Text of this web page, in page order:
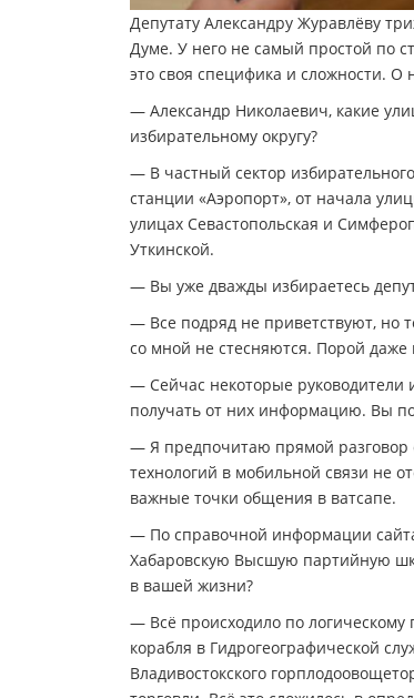
Депутату Александру Журавлёву
Думе. У него не самый простой по
это своя специфика и сложности. О
— Александр Николаевич, какие
избирательному округу?
— В частный сектор
станции «Аэропорт», от начала
улицах Севастопольская и
Уткинской.
— Вы уже дважды избираетесь
— Все подряд не приветствуют, но
со мной не стесняются. Порой
— Сейчас некоторые руководители
получать от них информацию. Вы
— Я предпочитаю прямой разговор
технологий в мобильной связи не
важные точки общения в ватсапе.
— По справочной информации
Хабаровскую Высшую партийную
в вашей жизни?
— Всё происходило по
корабля в Гидрогеографической
Владивостокского